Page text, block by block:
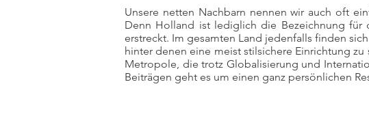
Unsere netten Nachbarn nennen wir auch oft
Denn Holland ist lediglich die Bezeichnung für
erstreckt. Im gesamten Land jedenfalls finden
hinter denen eine meist stilsichere Einrichtung
Metropole, die trotz Globalisierung und
Beiträgen geht es um einen ganz persönlichen